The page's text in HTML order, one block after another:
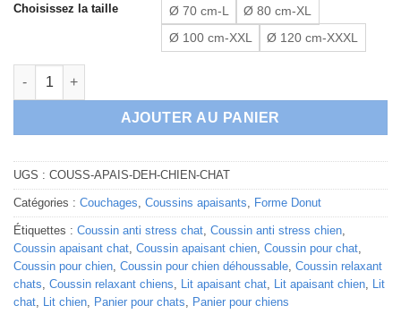
Choisissez la taille
Ø 70 cm-L
Ø 80 cm-XL
Ø 100 cm-XXL
Ø 120 cm-XXXL
quantité de Coussin apaisant déhoussable chiens et chats
AJOUTER AU PANIER
UGS : COUSS-APAIS-DEH-CHIEN-CHAT
Catégories : Couchages Coussins apaisants Forme Donut
Étiquettes : Coussin anti stress chat Coussin anti stress chien
Coussin apaisant chat Coussin apaisant chien Coussin pour chat
Coussin pour chien Coussin pour chien déhoussable Coussin relaxant
chats Coussin relaxant chiens Lit apaisant chat Lit apaisant chien Lit
chat Lit chien Panier pour chats Panier pour chiens